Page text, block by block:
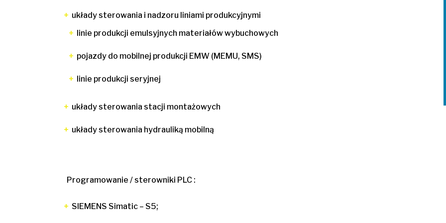
układy sterowania i nadzoru liniami produkcyjnymi
linie produkcji emulsyjnych materiałów wybuchowych
pojazdy do mobilnej produkcji EMW (MEMU, SMS)
linie produkcji seryjnej
układy sterowania stacji montażowych
układy sterowania hydrauliką mobilną
Programowanie / sterowniki PLC :
SIEMENS Simatic – S5;